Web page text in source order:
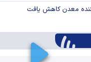
معدن کاهش یافت